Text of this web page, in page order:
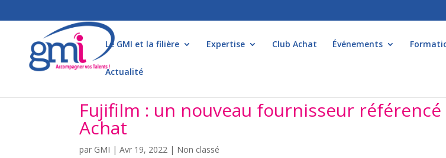
Le GMI et la filière Expertise Club Achat Événements
Actualité
Fujifilm : un nouveau fournisseur référencé
Achat
par GMI |Avr 19, 2022 | Non classé